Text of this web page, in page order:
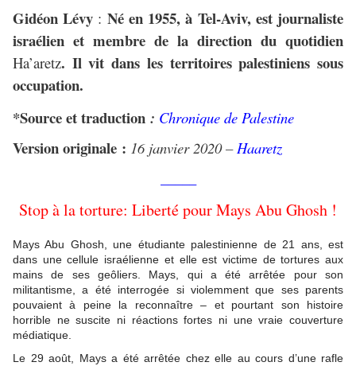
Gidéon Lévy : Né en 1955, à Tel-Aviv, est journaliste
israélien et membre de la direction du quotidien
Ha’aretz. Il vit dans les territoires palestiniens sous
occupation.
*Source et traduction : Chronique de Palestine
Version originale : 16 janvier 2020 –Haaretz
Stop à la torture: Liberté pour Mays Abu Ghosh !
Mays Abu Ghosh, une étudiante palestinienne de 21 ans, est
dans une cellule israélienne et elle est victime de tortures aux
mains de ses geôliers. Mays, qui a été arrêtée pour son
militantisme, a été interrogée si violemment que ses parents
pouvaient à peine la reconnaître – et pourtant son histoire
horrible ne suscite ni réactions fortes ni une vraie couverture
médiatique.
Le 29 août, Mays a été arrêtée chez elle au cours d’une rafle